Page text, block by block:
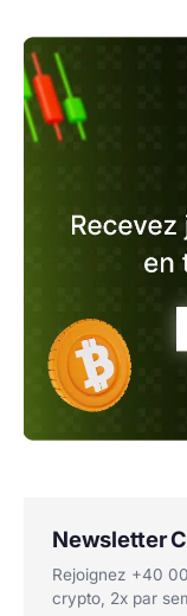
Newsletter
Rejoignez +40
crypto, 2x par